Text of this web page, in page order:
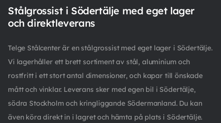
Stålgrossist i Södertälje med eget lager
och direktleverans
Telge Stålcenter är en stålgrossist med eget lager i Södertälje.
Vi lagerhåller ett brett sortiment av stål, aluminium och
rostfritt i ett stort antal dimensioner, och kapar till önskade
mått och vinklar. Leverans sker med egen bil i Södertälje,
södra Stockholm och kringliggande Södermanland. Du kan
även köra direkt in i lagret och hämta på plats i Södertälje.